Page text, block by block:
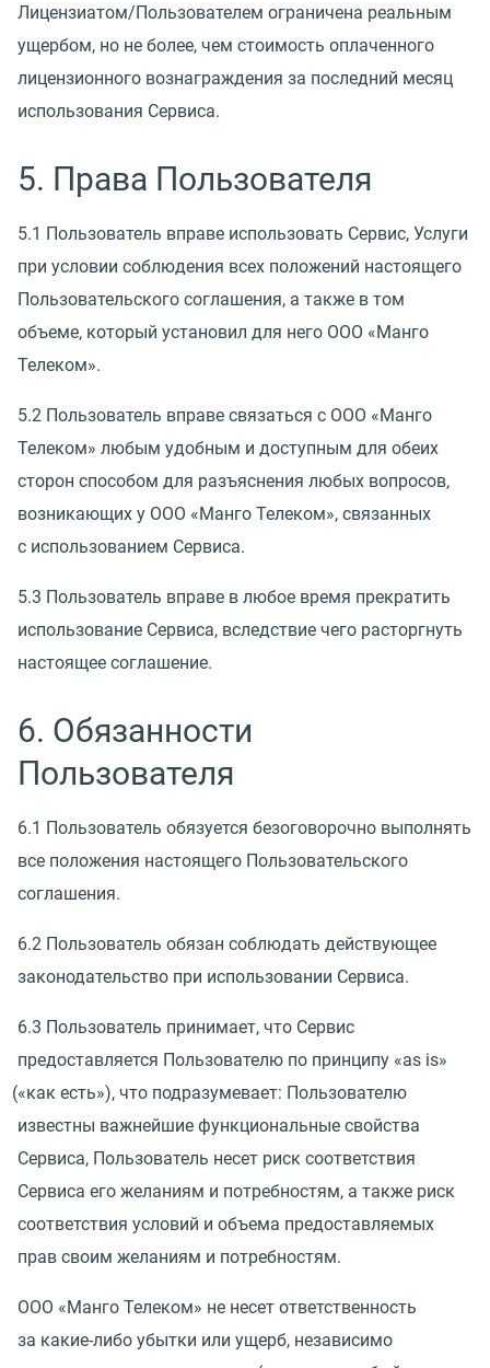
Лицензиатом/Пользователем ограничена реальным
ущербом, но не более, чем стоимость оплаченного
лицензионного вознаграждения за последний месяц
использования Сервиса.
5. Права Пользователя
5.1 Пользователь вправе использовать Сервис, Услуги
при условии соблюдения всех положений настоящего
Пользовательского соглашения, а также в том
объеме, который установил для него ООО «Манго
Телеком».
5.2 Пользователь вправе связаться с ООО «Манго
Телеком» любым удобным и доступным для обеих
сторон способом для разъяснения любых вопросов,
возникающих у ООО «Манго Телеком», связанных
с использованием Сервиса.
5.3 Пользователь вправе в любое время прекратить
использование Сервиса, вследствие чего расторгнуть
настоящее соглашение.
6. Обязанности
Пользователя
6.1 Пользователь обязуется безоговорочно выполнять
все положения настоящего Пользовательского
соглашения.
6.2 Пользователь обязан соблюдать действующее
законодательство при использовании Сервиса.
6.3 Пользователь принимает, что Сервис
предоставляется Пользователю по принципу «as is»
(«как есть»), что подразумевает: Пользователю
известны важнейшие функциональные свойства
Сервиса, Пользователь несет риск соответствия
Сервиса его желаниям и потребностям, а также риск
соответствия условий и объема предоставляемых
прав своим желаниям и потребностям.
ООО «Манго Телеком» не несет ответственность
за какие-либо убытки или ущерб, независимо